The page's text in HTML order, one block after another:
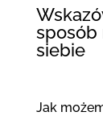
sposób
siebie
Jak